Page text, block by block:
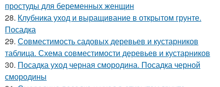
простуды для беременных женщин
28. Клубника уход и выращивание в открытом грунте.
Посадка
29. Совместимость садовых деревьев и кустарников
таблица. Схема совместимости деревьев и кустарников
30. Посадка уход черная смородина. Посадка черной
смородины